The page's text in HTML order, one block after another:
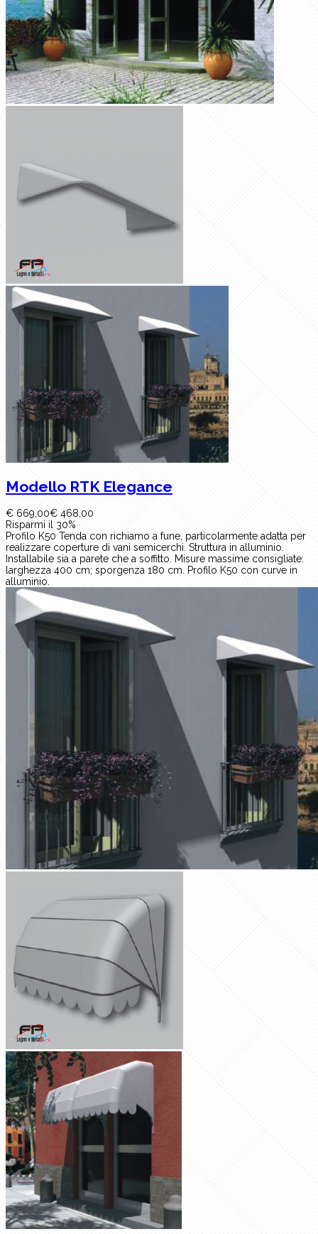
Modello RTK Elegance
€ 669,00€ 468,00
Risparmi il 30%
Profilo K50 Tenda con richiamo a fune, particolarmente adatta per
realizzare coperture di vani semicerchi. Struttura in alluminio.
Installabile sia a parete che a soffitto. Misure massime consigliate:
larghezza 400 cm; sporgenza 180 cm. Profilo K50 con curve in
alluminio.